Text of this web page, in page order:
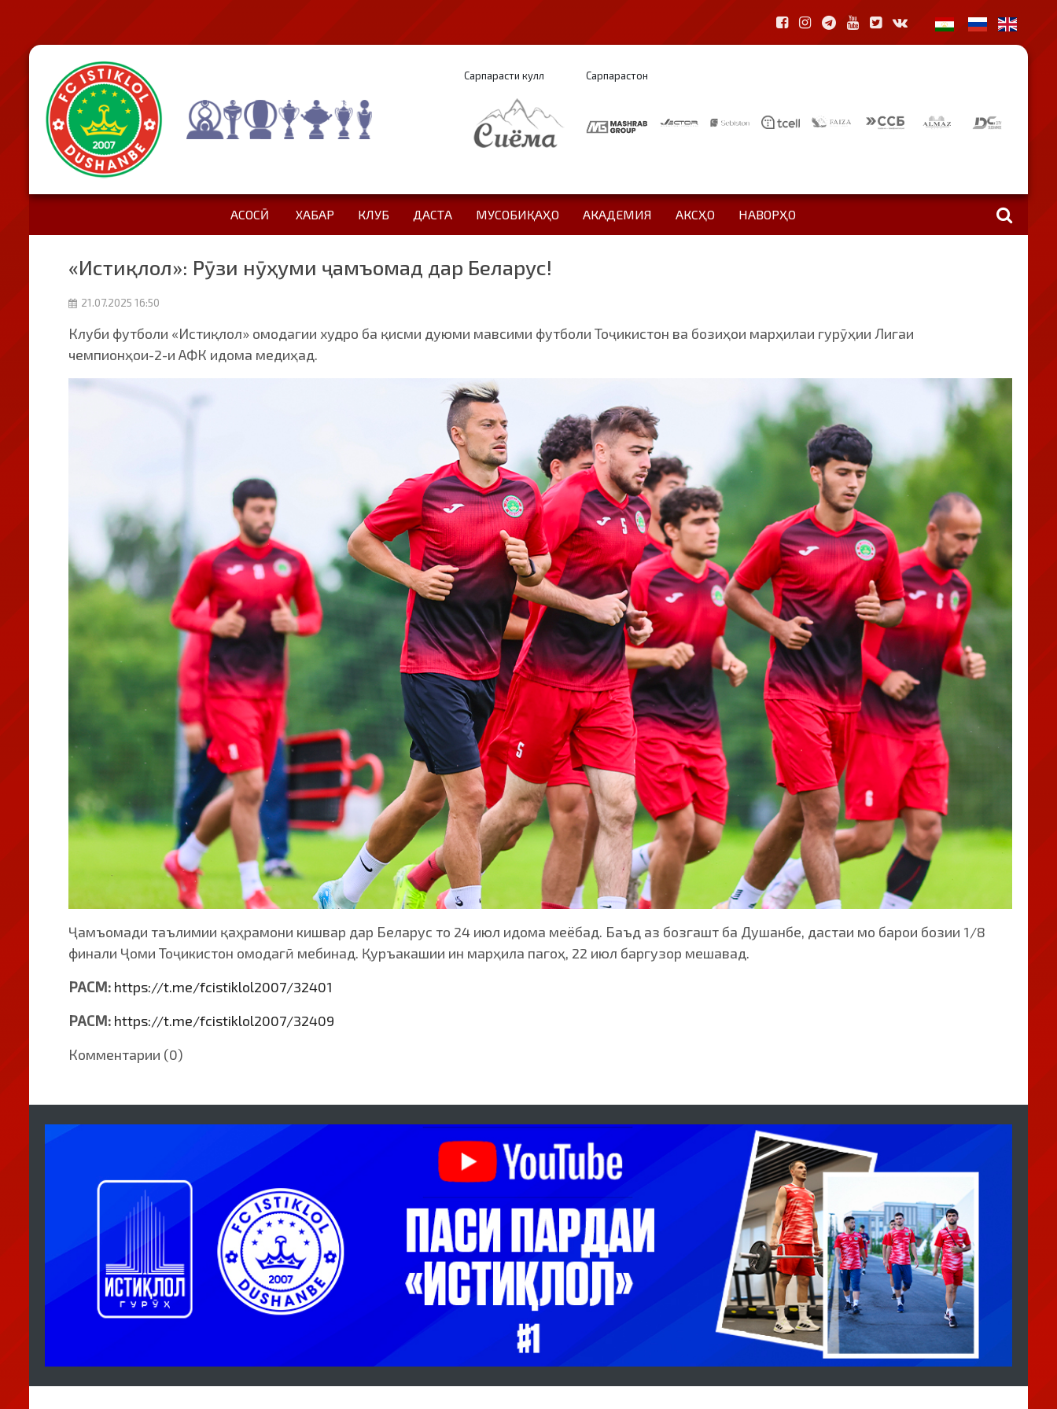
Сарпарасти кулл Сарпарастон
АСОСӢ ХАБАР КЛУБ ДАСТА МУСОБИҚАҲО АКАДЕМИЯ АКСҲО НАВОРҲО
«Истиқлол»: Рӯзи нӯҳуми ҷамъомад дар Беларус!
21.07.2025 16:50
Клуби футболи «Истиқлол» омодагии худро ба қисми дуюми мавсими футболи Тоҷикистон ва бозиҳои марҳилаи гурӯҳии Лигаи
чемпионҳои-2-и АФК идома медиҳад.
Ҷамъомади таълимии қаҳрамони кишвар дар Беларус то 24 июл идома меёбад. Баъд аз бозгашт ба Душанбе, дастаи мо барои бозии 1/8
финали Ҷоми Тоҷикистон омодагӣ мебинад. Қуръакашии ин марҳила пагоҳ, 22 июл баргузор мешавад.
РАСМ: https://t.me/fcistiklol2007/32401
РАСМ: https://t.me/fcistiklol2007/32409
Комментарии (0)